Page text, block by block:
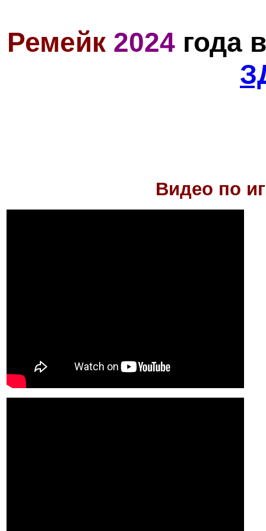
Ремейк 2024года
Видео по